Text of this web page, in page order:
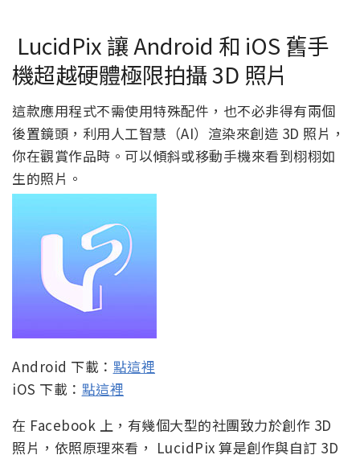
LucidPix 讓 Android 和 iOS 舊手
機超越硬體極限拍攝 3D 照片
這款應用程式不需使用特殊配件，也不必非得有兩個
後置鏡頭，利用人工智慧（AI）渲染來創造 3D 照片，
你在觀賞作品時。可以傾斜或移動手機來看到栩栩如
生的照片。
Android 下載： 點這裡
iOS 下載： 點這裡
在 Facebook 上，有幾個大型的社團致力於創作 3D
照片，依照原理來看， LucidPix 算是創作與自訂 3D